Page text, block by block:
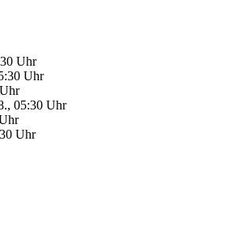
Uhr
Uhr
05:30 Uhr
Uhr